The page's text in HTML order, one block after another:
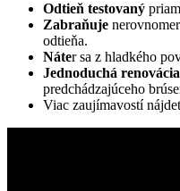
Odti​eň testovaný
Zabraňuje
odtieňa.
Náter sa z hladkého
Jednoduchá renovácia
predchádzajúceho
Viac zaujímavostí